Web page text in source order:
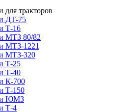
для тракторов
ДТ-75
Т-16
МТЗ 80/82
МТЗ-1221
МТЗ-320
Т-25
Т-40
К-700
Т-150
ЮМЗ
Т-4